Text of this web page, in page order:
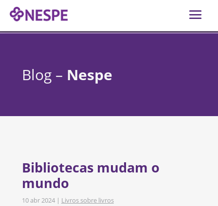
Blog – Nespe
Bibliotecas mudam o
mundo
10 abr 2024| Livros sobre livros